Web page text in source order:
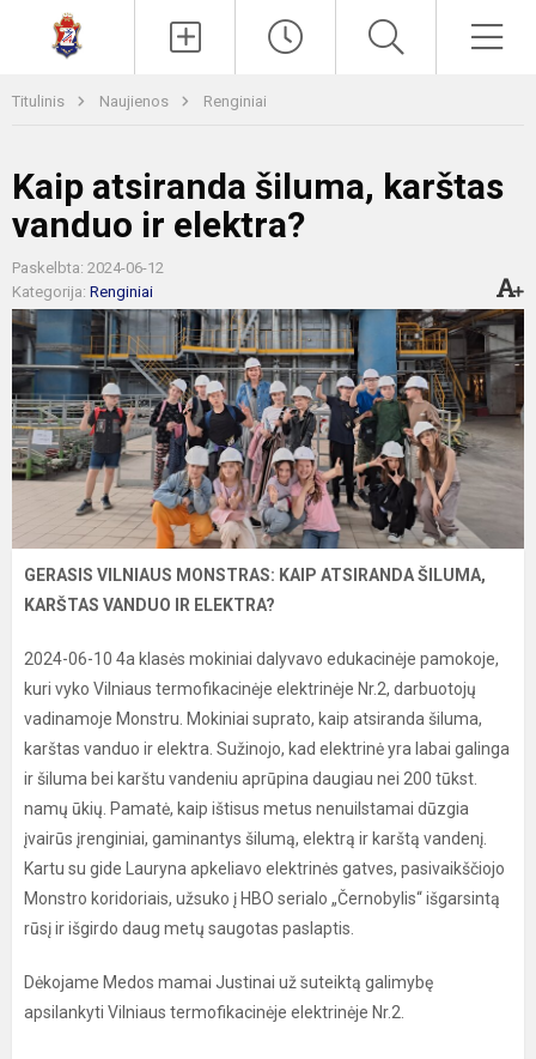
Titulinis Naujienos Renginiai
Kaip atsiranda šiluma, karštas
vanduo ir elektra?
Paskelbta: 2024-06-12
Kategorija: Renginiai
GERASIS VILNIAUS MONSTRAS: KAIP ATSIRANDA ŠILUMA,
KARŠTAS VANDUO IR ELEKTRA?
2024-06-10 4a klasės mokiniai dalyvavo edukacinėje pamokoje,
kuri vyko Vilniaus termofikacinėje elektrinėje Nr.2, darbuotojų
vadinamoje Monstru. Mokiniai suprato, kaip atsiranda šiluma,
karštas vanduo ir elektra. Sužinojo, kad elektrinė yra labai galinga
ir šiluma bei karštu vandeniu aprūpina daugiau nei 200 tūkst.
namų ūkių. Pamatė, kaip ištisus metus nenuilstamai dūzgia
įvairūs įrenginiai, gaminantys šilumą, elektrą ir karštą vandenį.
Kartu su gide Lauryna apkeliavo elektrinės gatves, pasivaikščiojo
Monstro koridoriais, užsuko į HBO serialo „Černobylis“ išgarsintą
rūsį ir išgirdo daug metų saugotas paslaptis.
Dėkojame Medos mamai Justinai už suteiktą galimybę
apsilankyti Vilniaus termofikacinėje elektrinėje Nr.2.